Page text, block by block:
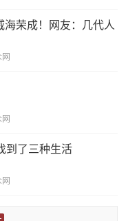
海荣成！网友：几代人
到了三种生活